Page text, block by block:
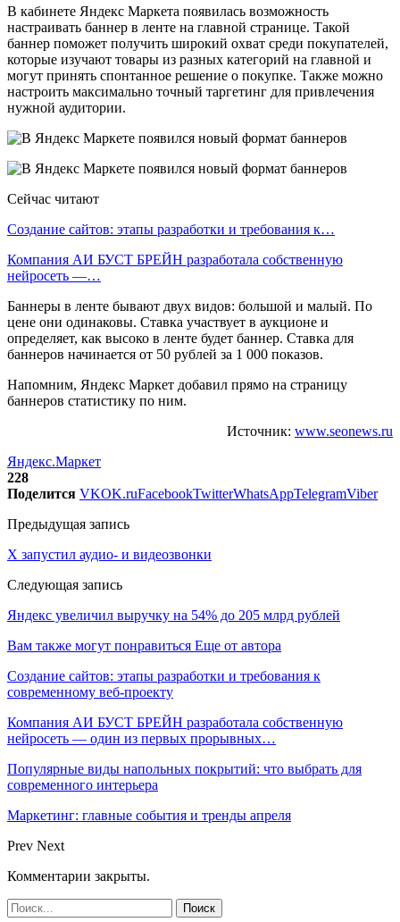
В кабинете Яндекс Маркета появилась возможность
настраивать баннер в ленте на главной странице. Такой
баннер поможет получить широкий охват среди покупателей,
которые изучают товары из разных категорий на главной и
могут принять спонтанное решение о покупке. Также можно
настроить максимально точный таргетинг для привлечения
нужной аудитории.
Сейчас читают
Создание сайтов: этапы разработки и требования к…
Компания АИ БУСТ БРЕЙН разработала собственную
нейросеть —…
Баннеры в ленте бывают двух видов: большой и малый. По
цене они одинаковы. Ставка участвует в аукционе и
определяет, как высоко в ленте будет баннер. Ставка для
баннеров начинается от 50 рублей за 1 000 показов.
Напомним, Яндекс Маркет добавил прямо на страницу
баннеров статистику по ним.
Источник: www.seonews.ru
Яндекс.Маркет
228
Поделится VKOK.ruFacebookTwitterWhatsAppTelegramViber
Предыдущая запись
Х запустил аудио- и видеозвонки
Следующая запись
Яндекс увеличил выручку на 54% до 205 млрд рублей
Вам также могут понравиться Еще от автора
Создание сайтов: этапы разработки и требования к
современному веб-проекту
Компания АИ БУСТ БРЕЙН разработала собственную
нейросеть — один из первых прорывных…
Популярные виды напольных покрытий: что выбрать для
современного интерьера
Маркетинг: главные события и тренды апреля
Prev Next
Комментарии закрыты.